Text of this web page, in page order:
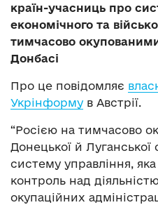
країн-учасниць про
економічного та
тимчасово
Донбасі
Про це повідомляє
Укрінформу в Австрії.
“Росією на тимчасово
Донецької й
систему управління,
контроль над
окупаційних